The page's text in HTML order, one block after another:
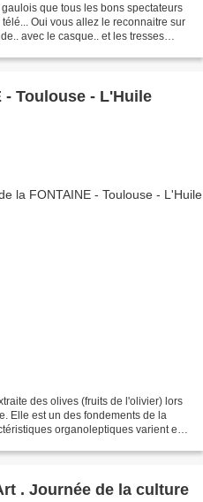
que tous les bons spectateurs
Oui vous allez le reconnaitre sur
avec le casque.. et les tresses
- Toulouse - L'Huile
des olives (fruits de l'olivier) lors
Elle est un des fondements de la
organoleptiques varient en
. Journée de la culture